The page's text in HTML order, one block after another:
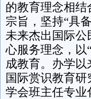
的教育理念相结
宗旨，坚持“具
未来杰出国际公
心服务理念，以
成教育。办学
国际赏识教育
学会班主任专